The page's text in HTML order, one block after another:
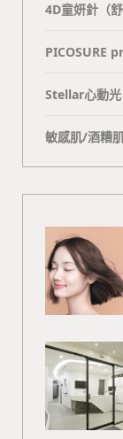
4D童妍針（舒
PICOSURE
Stellar心動光
敏感肌/酒糟